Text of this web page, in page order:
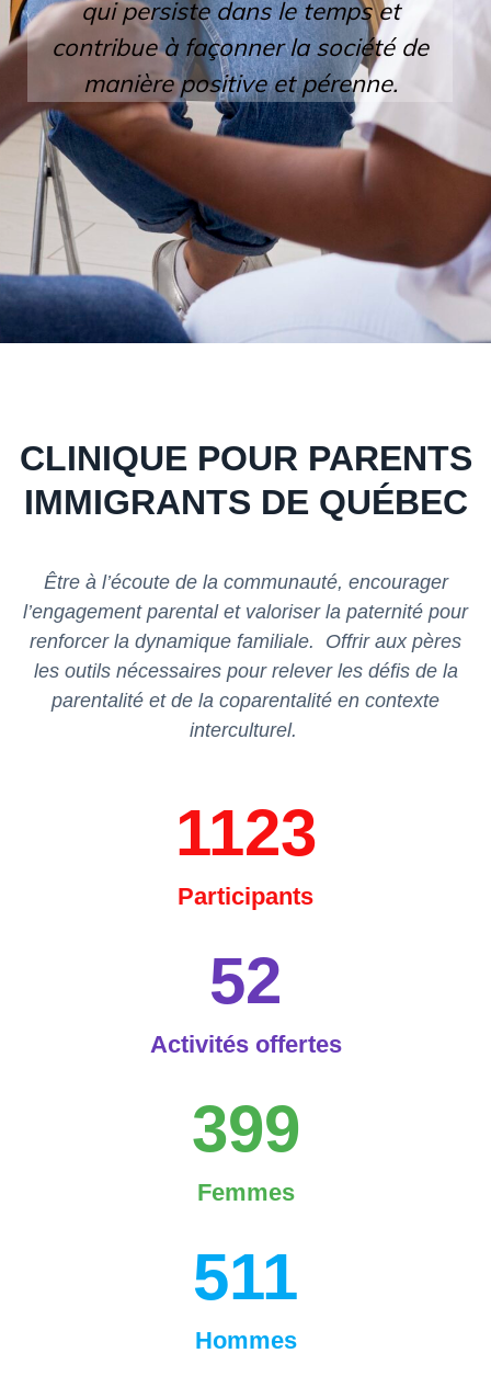
qui persiste dans le temps et
contribue à façonner la société de
manière positive et pérenne.
CLINIQUE POUR PARENTS
IMMIGRANTS DE QUÉBEC
Être à l’écoute de la communauté, encourager
l’engagement parental et valoriser la paternité pour
renforcer la dynamique familiale. Offrir aux pères
les outils nécessaires pour relever les défis de la
parentalité et de la coparentalité en contexte
interculturel.
Participants
1123
Activités offertes
52
Femmes
399
Hommes
511